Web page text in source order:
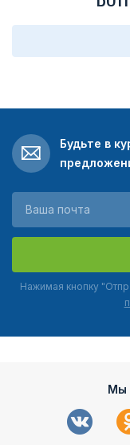
Будьте в
Нажимая кнопку
Мы